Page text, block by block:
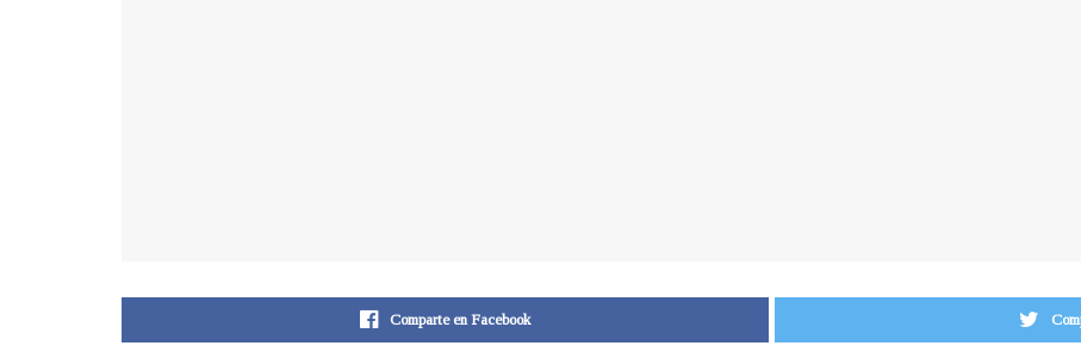
Comparte en Facebook